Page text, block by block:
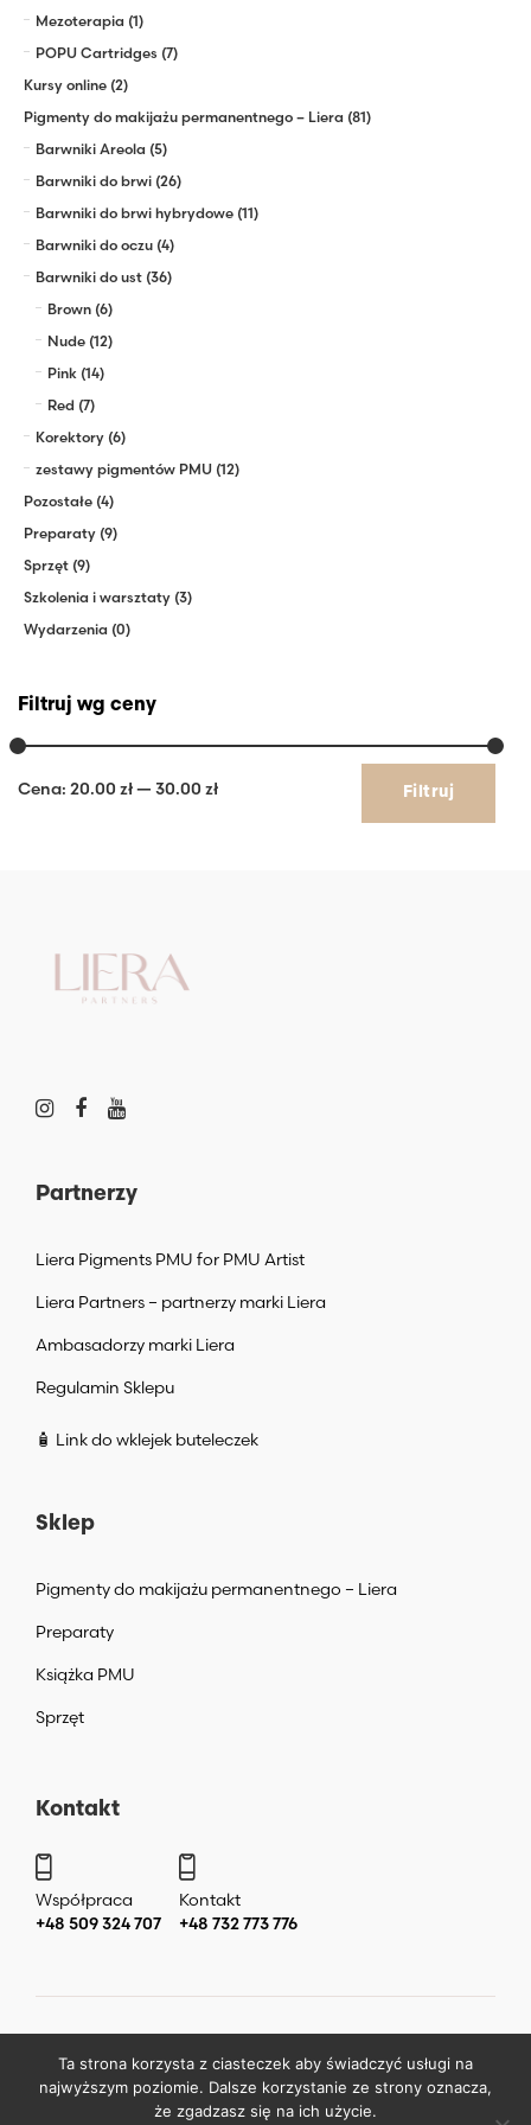
Mezoterapia (1)
POPU Cartridges (7)
Kursy online (2)
Pigmenty do makijażu permanentnego – Liera (81)
Barwniki Areola (5)
Barwniki do brwi (26)
Barwniki do brwi hybrydowe (11)
Barwniki do oczu (4)
Barwniki do ust (36)
Brown (6)
Nude (12)
Pink (14)
Red (7)
Korektory (6)
zestawy pigmentów PMU (12)
Pozostałe (4)
Preparaty (9)
Sprzęt (9)
Szkolenia i warsztaty (3)
Wydarzenia (0)
Filtruj wg ceny
Filtruj
Cena: 20.00 zł— 30.00 zł
Partnerzy
Liera Pigments PMU for PMU Artist
Liera Partners – partnerzy marki Liera
Ambasadorzy marki Liera
Regulamin Sklepu
🧴 Link do wklejek buteleczek
Sklep
Pigmenty do makijażu permanentnego – Liera
Preparaty
Książka PMU
Sprzęt
Kontakt
Współpraca
+48 509 324 707
Kontakt
+48 732 773 776
permanentny Warszawa
Ta strona korzysta z ciasteczek aby świadczyć usługi na
najwyższym poziomie. Dalsze korzystanie ze strony oznacza,
że zgadzasz się na ich użycie.